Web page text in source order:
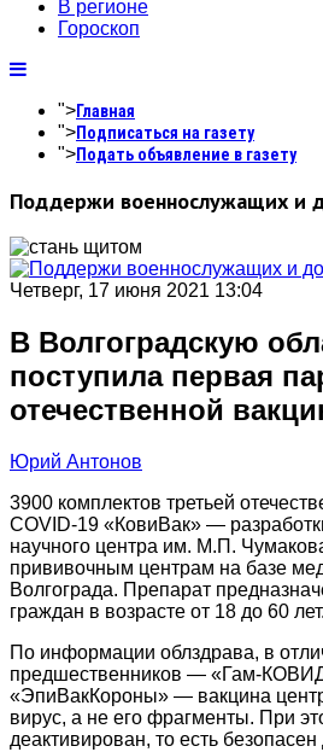
В регионе
Гороскоп
">Главная
">Подписаться на газету
">Подать объявление в газету
Поддержи военнослужащих и
Четверг, 17 июня 2021 13:04
В Волгоградскую
поступила первая
отечественной
Юрий Антонов
3900 комплектов третьей
COVID-19 «КовиВак» —
научного центра им. М.П.
прививочным центрам на базе
Волгограда. Препарат
граждан в возрасте от 18 до 60 лет.
По информации облздрава, в
предшественников — «Гам-
«ЭпиВакКороны» — вакцина
вирус, а не его фрагменты. При
деактивирован, то есть